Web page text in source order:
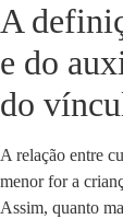
A
e do
do
A relação entre
menor for a
Assim, quanto